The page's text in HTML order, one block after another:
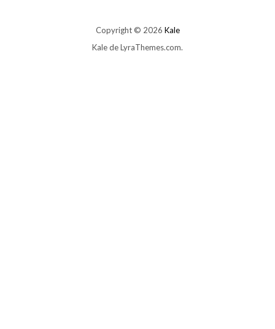
Copyright © 2026 Kale
Kalede LyraThemes.com.